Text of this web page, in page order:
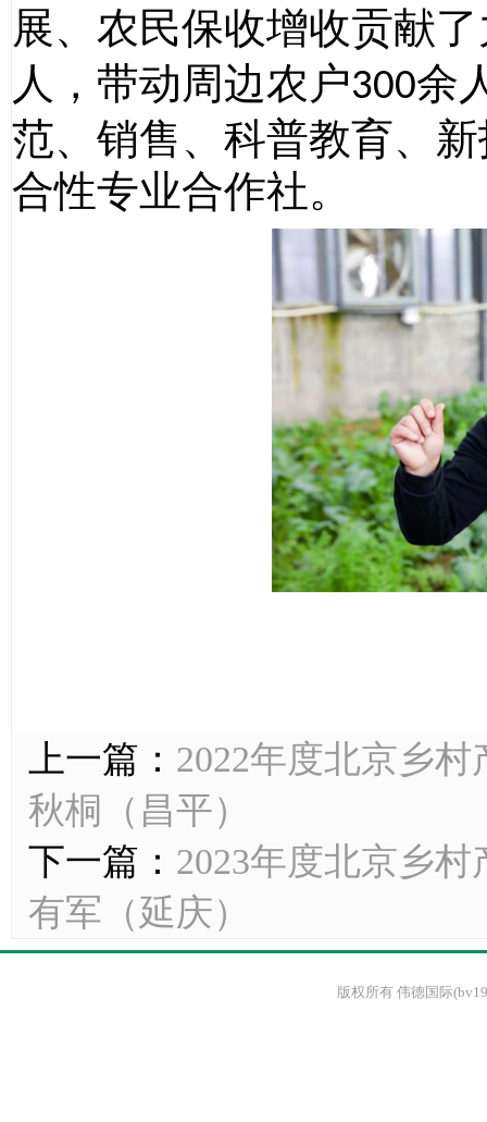
展、农民保收增收贡献
人，带动周边农户300余
范、销售、科普教育、
合性专业合作社。
上一篇： 2022年度北京乡
秋桐（昌平）
下一篇： 2023年度北京乡
有军（延庆）
版权所有 伟德国际